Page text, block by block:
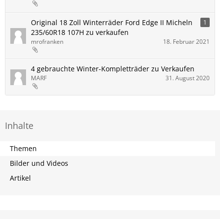
Original 18 Zoll Winterräder Ford Edge II Micheln
235/60R18 107H zu verkaufen
1
mrofranken 18. Februar 2021
4 gebrauchte Winter-Kompletträder zu Verkaufen
MARF 31. August 2020
Inhalte
Themen
Bilder und Videos
Artikel